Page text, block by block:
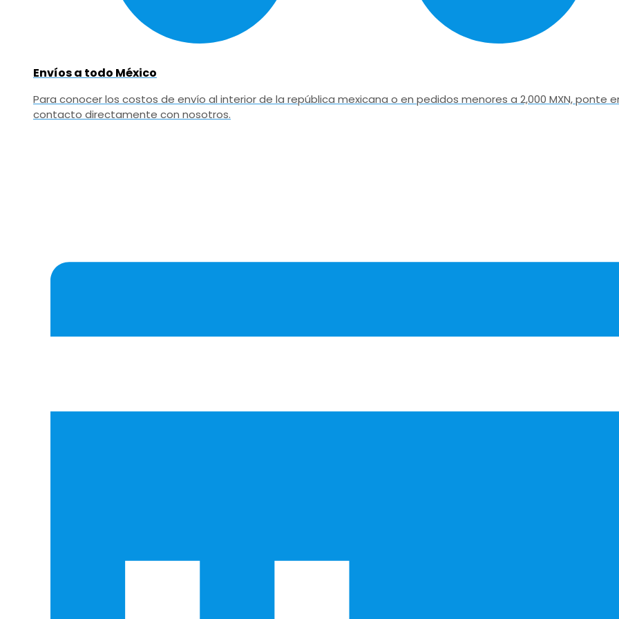
Envíos a todo México
Para conocer los costos de envío al interior de la república mexicana o en pedidos menores a 2,000 MXN, ponte
contacto directamente con nosotros.